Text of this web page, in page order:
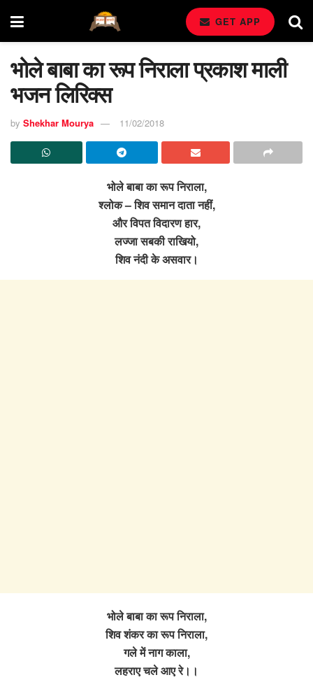
GET APP
भोले बाबा का रूप निराला प्रकाश माली
भजन लिरिक्स
by Shekhar Mourya 11/02/2018
भोले बाबा का रूप निराला,
श्लोक – शिव समान दाता नहीं,
और विपत विदारण हार,
लज्जा सबकी राखियो,
शिव नंदी के असवार।
भोले बाबा का रूप निराला,
शिव शंकर का रूप निराला,
गले में नाग काला,
लहराए चले आए रे।।